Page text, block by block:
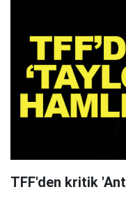
TFF'den kritik